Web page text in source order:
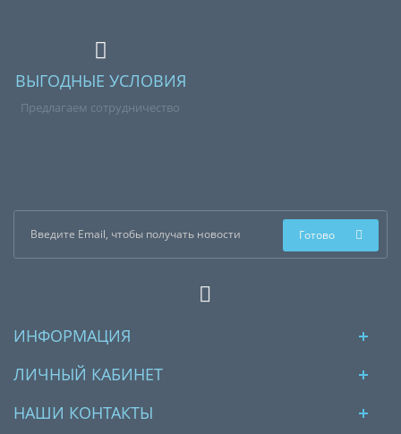
ВЫГОДНЫЕ УСЛОВИЯ
Предлагаем сотрудничество
Готово
ИНФОРМАЦИЯ
ЛИЧНЫЙ КАБИНЕТ
НАШИ КОНТАКТЫ